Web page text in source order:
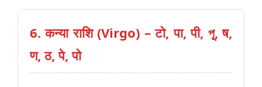
6. कन्या राशि (Virgo) – टो, पा, पी, পূ, ष,
ण, ठ, पे, पो